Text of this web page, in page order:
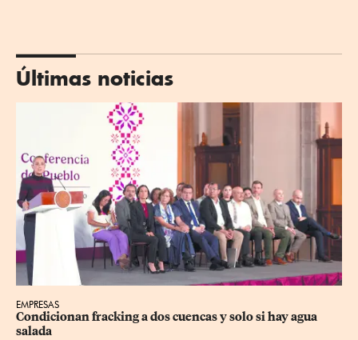
Últimas noticias
EMPRESAS
Condicionan fracking a dos cuencas y solo si hay agua
salada